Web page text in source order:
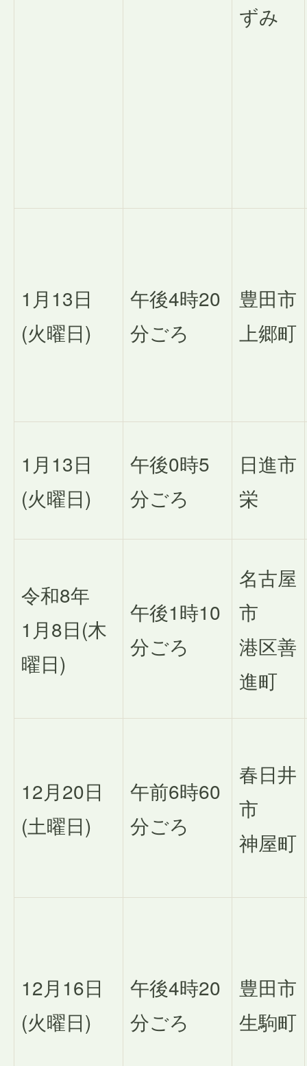
ずみ
1月13日
(火曜日)
午後4時20
分ごろ
豊田市
上郷町
1月13日
(火曜日)
午後0時5
分ごろ
日進市
栄
令和8年
1月8日(木
曜日)
午後1時10
分ごろ
名古屋
市
港区善
進町
12月20日
(土曜日)
午前6時60
分ごろ
春日井
市
神屋町
12月16日
(火曜日)
午後4時20
分ごろ
豊田市
生駒町